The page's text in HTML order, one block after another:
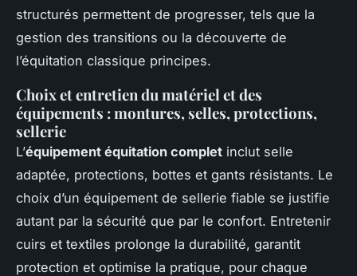
structurés permettent de progresser, tels que la
gestion des transitions ou la découverte de
l’équitation classique principes.
Choix et entretien du matériel et des
équipements : montures, selles, protections,
sellerie
L’équipement équitation complet inclut selle
adaptée, protections, bottes et gants résistants. Le
choix d’un équipement de sellerie fiable se justifie
autant par la sécurité que par le confort. Entretenir
cuirs et textiles prolonge la durabilité, garantit
protection et optimise la pratique, pour chaque